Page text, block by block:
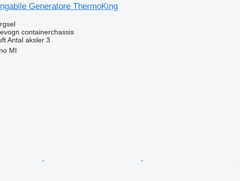
Generatore ThermoKing
containerchassis
Antal aksler 3
MI